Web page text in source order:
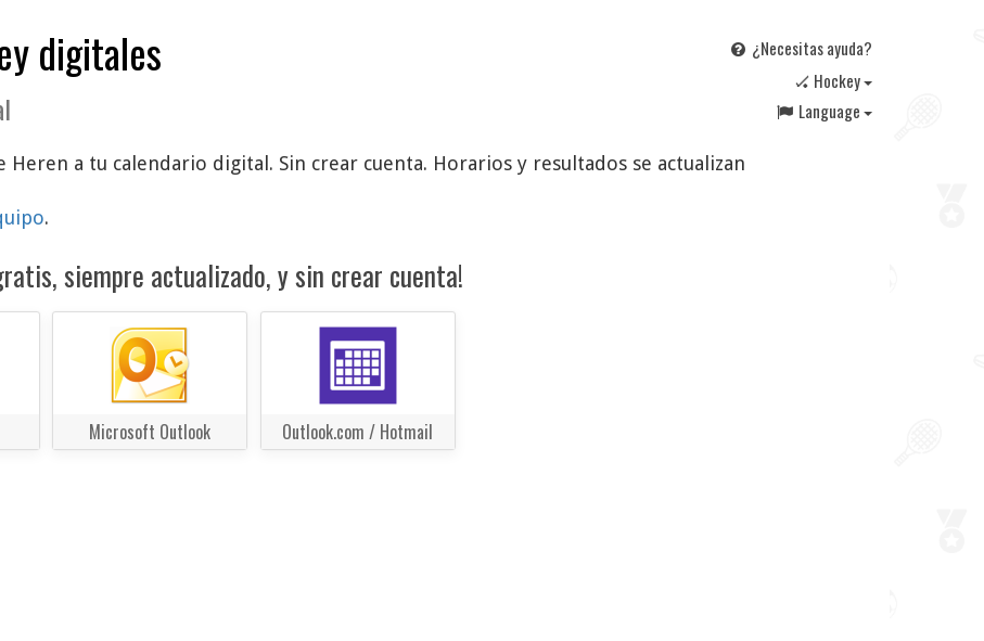
digitales
¿Necesitas ayuda?
🏑 Hockey
Language
a tu calendario digital. Sin crear cuenta. Horarios y resultados se actualizan
.
siempre actualizado, y sin crear cuenta!
Microsoft Outlook Outlook.com / Hotmail